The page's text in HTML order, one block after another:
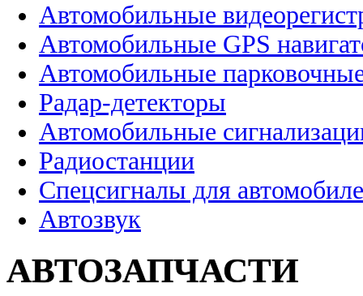
Автомобильные
Автомобильные GPS
Автомобильные
Радар-детекторы
Автомобильные
Радиостанции
Спецсигналы для
Автозвук
АВТОЗАПЧАСТИ